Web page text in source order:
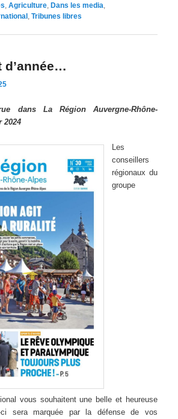
,Agriculture,Dans les media,
,Tribunes libres
d’année…
dans La Région Auvergne-Rhône-
2024
Les
conseillers
régionaux du
groupe
vous souhaitent une belle et heureuse
ci sera marquée par la défense de vos